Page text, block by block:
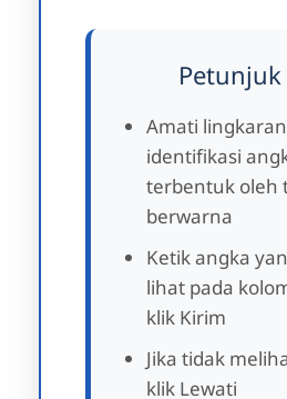
Petunjuk
Amati
identifikasi
terbentuk oleh
berwarna
Ketik angka
lihat pada
klik Kirim
Jika tidak
klik Lewati